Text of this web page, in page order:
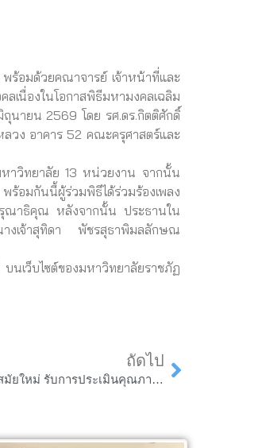
อมด้วยคณาจารย์ เจ้าหน้าที่และ
นื่องในโอกาสพิธีมหามงคลเฉลิม
นายน 2569 โดย รศ.ดร.กิตติศักดิ์
วง อาคาร 52 คณะครุศาสตร์และ
าวิทยาลัย 13 หน่วยงาน จากนั้น
อมกันนี้ผู้ร่วมพิธีได้ร่วมร้องเพลง
รุณาธิคุณ หลังจากนั้น ประธานใน
งเจ้าสุทิดา พัชรสุธาพิมลลักษณ
เว็บไซต์ของมหาวิทยาลัยราชภัฏ
ถัดไป
สาขาวิชาการจัดการธุรกิจสมัยใหม่ รับการประเมินคุณภาพการศึกษาระดับหลักสูตร ประจำปีการศึกษา 2568
Next